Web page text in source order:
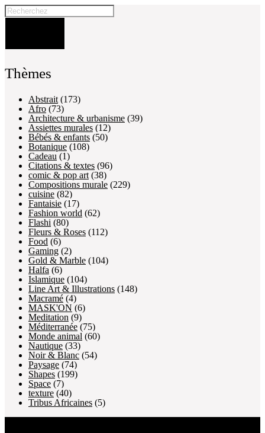
Thèmes
Abstrait (173)
Afro (73)
Architecture & urbanisme (39)
Assiettes murales (12)
Bébés & enfants (50)
Botanique (108)
Cadeau (1)
Citations & textes (96)
comic & pop art (38)
Compositions murale (229)
cuisine (82)
Fantaisie (17)
Fashion world (62)
Flashi (80)
Fleurs & Roses (112)
Food (6)
Gaming (2)
Gold & Marble (104)
Halfa (6)
Islamique (104)
Line Art & Illustrations (148)
Macramé (4)
MASK'ON (6)
Meditation (9)
Méditerranée (75)
Monde animal (60)
Nautique (33)
Noir & Blanc (54)
Paysage (74)
Shapes (199)
Space (7)
texture (40)
Tribus Africaines (5)